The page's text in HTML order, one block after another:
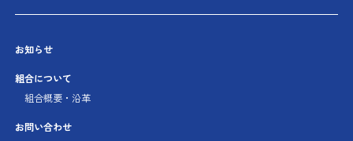
お知らせ
組合について
組合概要・沿革
お問い合わせ